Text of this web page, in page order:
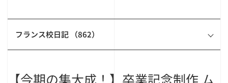
フランス校日記 （862）
【今期の集大成！】卒業記念制作 ム